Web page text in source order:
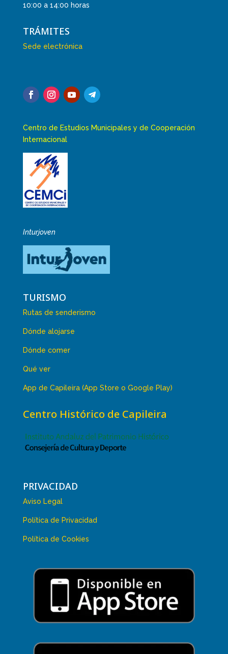
10:00 a 14:00 horas
TRÁMITES
Sede electrónica
Centro de Estudios Municipales y de Cooperación
Internacional
Inturjoven
TURISMO
Rutas de senderismo
Dónde alojarse
Dónde comer
Qué ver
App de Capileira (App Store o Google Play)
Centro Histórico de Capileira
PRIVACIDAD
Aviso Legal
Política de Privacidad
Política de Cookies